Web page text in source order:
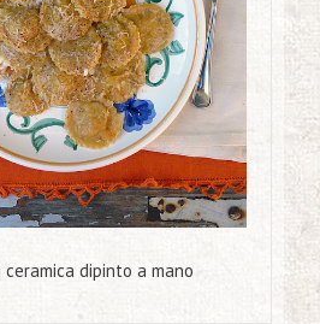
dipinto a mano